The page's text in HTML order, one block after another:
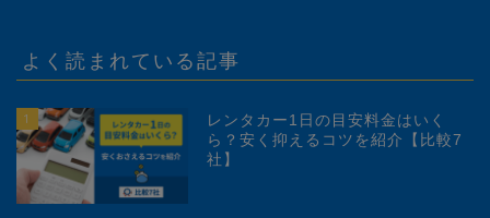
よく読まれている記事
1
レンタカー1日の目安料金はいく
ら？安く抑えるコツを紹介【比較7
社】